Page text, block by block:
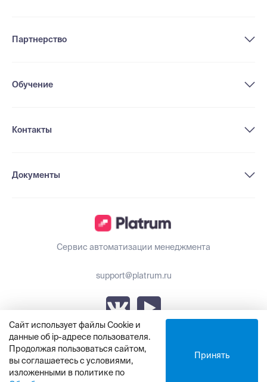
Сайт использует файлы Cookie и
данные об ip-адресе пользователя.
Продолжая пользоваться сайтом,
вы соглашаетесь с условиями,
изложенными в политике по
Принять
Сервис автоматизации менеджмента
support@platrum.ru
Партнерство
Обучение
Контакты
Документы